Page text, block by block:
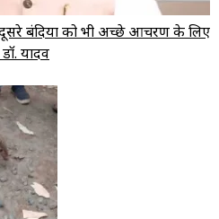
दूसरे बंदियों को भी अच्छे आचरण के लिए
डॉ. यादव